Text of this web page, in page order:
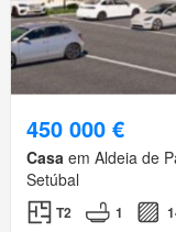
450 000 €
Casa em Aldeia de
Setúbal
T2 1